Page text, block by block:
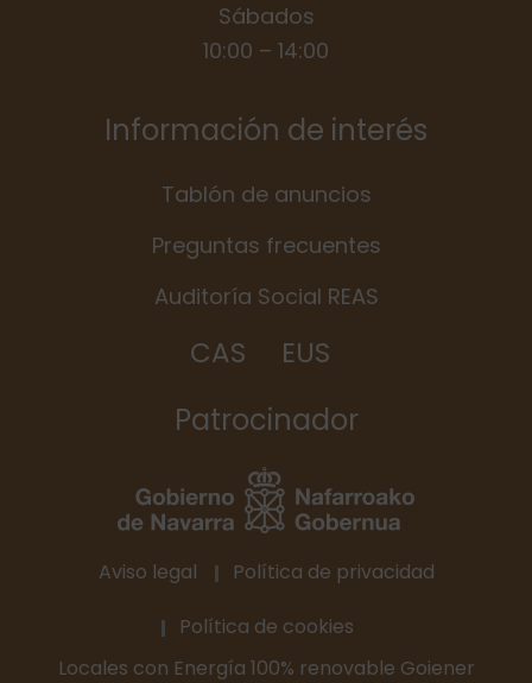
Sábados
10:00 – 14:00
Información de interés
Tablón de anuncios
Preguntas frecuentes
Auditoría Social REAS
CAS EUS
Patrocinador
Aviso legal
Política de privacidad
Política de cookies
Locales con Energía 100% renovable Goiener